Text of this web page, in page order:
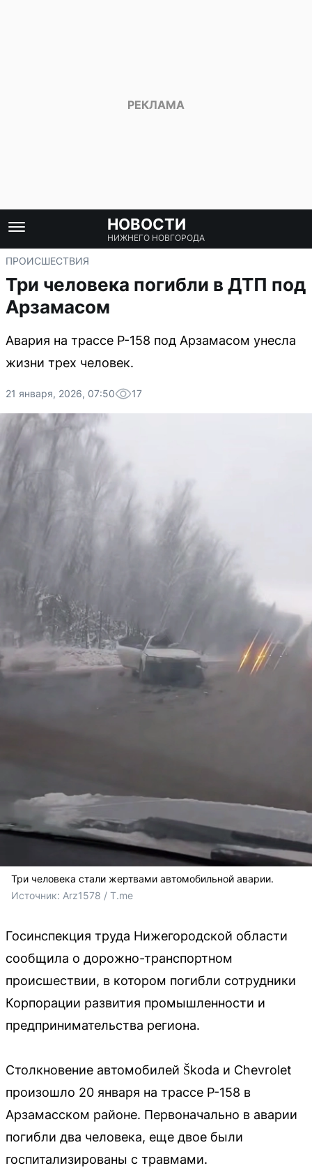
НОВОСТИ
НИЖНЕГО НОВГОРОДА
ПРОИСШЕСТВИЯ
Три человека погибли в ДТП под
Арзамасом
Авария на трассе Р-158 под Арзамасом унесла
жизни трех человек.
21 января, 2026, 07:50 17
Три человека стали жертвами автомобильной аварии.
Источник: Arz1578 / T.me
Госинспекция труда Нижегородской области
сообщила о дорожно-транспортном
происшествии, в котором погибли сотрудники
Корпорации развития промышленности и
предпринимательства региона.
Столкновение автомобилей Škoda и Chevrolet
произошло 20 января на трассе Р-158 в
Арзамасском районе. Первоначально в аварии
погибли два человека, еще двое были
госпитализированы с травмами.